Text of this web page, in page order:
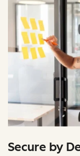
Secure by